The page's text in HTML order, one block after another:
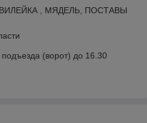
ВИЛЕЙКА , МЯДЕЛЬ, ПОСТАВЫ
(ворот) до 16.30